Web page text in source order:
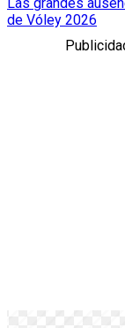
de Vóley 2026